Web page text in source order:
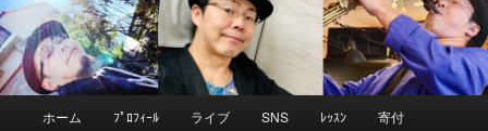
メ
サ
ホーム ﾌﾟﾛﾌｨｰﾙ ライブ SNS ﾚｯｽﾝ 寄付